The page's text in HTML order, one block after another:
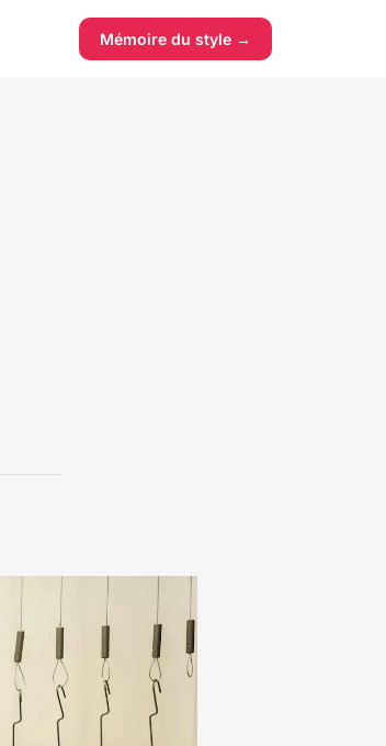
Mémoire du style →